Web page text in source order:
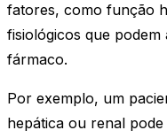
fatores, como função
fisiológicos que
fármaco.
Por exemplo, um
hepática ou renal